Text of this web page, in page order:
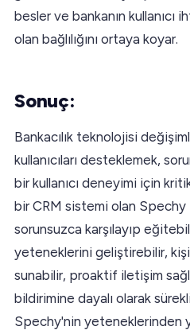
besler ve bankanın kullanıcı
olan bağlılığını ortaya koyar.
Sonuç:
Bankacılık teknolojisi
kullanıcıları desteklemek,
bir kullanıcı deneyimi için
bir CRM sistemi olan Spechy
sorunsuzca karşılayıp
yeteneklerini geliştirebilir,
sunabilir, proaktif iletişim
bildirimine dayalı olarak
Spechy'nin yeteneklerinden